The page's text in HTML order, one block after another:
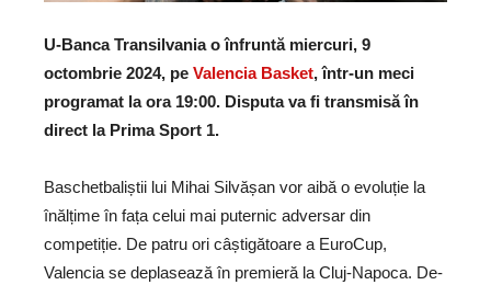
U-Banca Transilvania o înfruntă miercuri, 9
octombrie 2024, pe Valencia Basket, într-un meci
programat la ora 19:00. Disputa va fi transmisă în
direct la Prima Sport 1.
Baschetbaliștii lui Mihai Silvășan vor aibă o evoluție la
înălțime în fața celui mai puternic adversar din
competiție. De patru ori câștigătoare a EuroCup,
Valencia se deplasează în premieră la Cluj-Napoca. De-